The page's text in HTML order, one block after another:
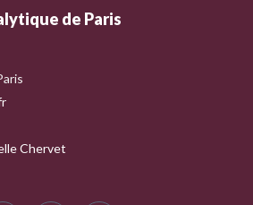
de Paris
Chervet